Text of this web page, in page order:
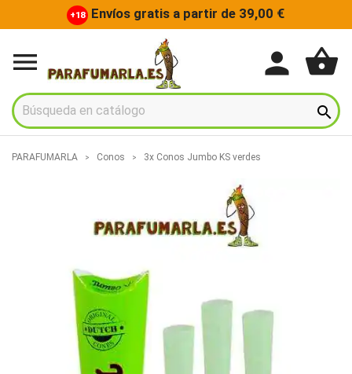
+18 Envíos gratis a partir de 39,00 €
 person shopping_basket

PARAFUMARLA Conos 3x Conos Jumbo KS verdes